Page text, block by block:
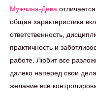
Мужчина-Дева
общая характеристика
ответственность,
практичность и
работе. Любит все
далеко наперед свои
желание все